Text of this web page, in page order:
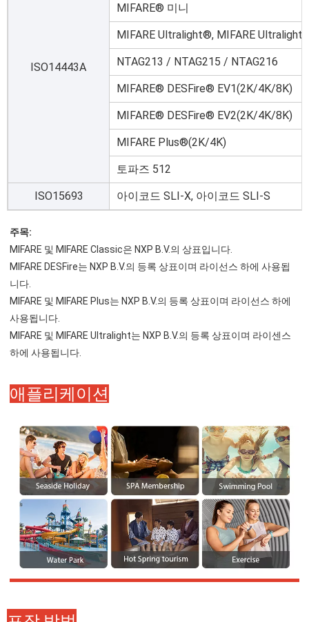
ISO14443A
MIFARE® 미니
MIFARE Ultralight®, MIFARE
NTAG213 / NTAG215 / NTAG216
MIFARE® DESFire® EV1(2K/4K/8K)
MIFARE® DESFire® EV2(2K/4K/8K)
MIFARE Plus®(2K/4K)
토파즈 512
ISO15693 아이코드 SLI-X, 아이코드 SLI-S
주목:
MIFARE 및 MIFARE Classic은 NXP B.V.의 상표입니다.
MIFARE DESFire는 NXP B.V.의 등록 상표이며 라이선스 하에 사용됩
니다.
MIFARE 및 MIFARE Plus는 NXP B.V.의 등록 상표이며 라이선스 하에
사용됩니다.
MIFARE 및 MIFARE Ultralight는 NXP B.V.의 등록 상표이며 라이센스
하에 사용됩니다.
애플리케이션